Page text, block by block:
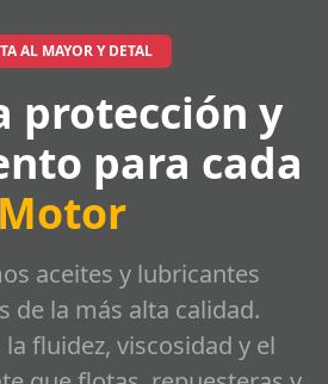
AL MAYOR Y DETAL
protección y
para cada
Motor
aceites y lubricantes
de la más alta calidad.
fluidez, viscosidad y el